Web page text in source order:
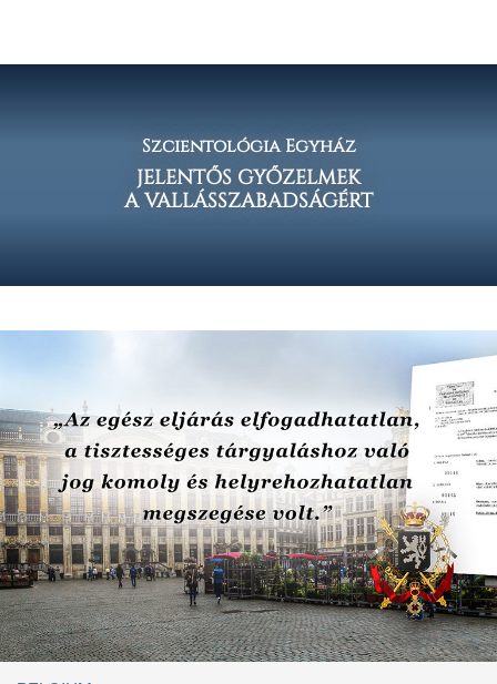
Szcientológia Egyház
JELENTŐS GYŐZELMEK
A VALLÁSSZABADSÁGÉRT